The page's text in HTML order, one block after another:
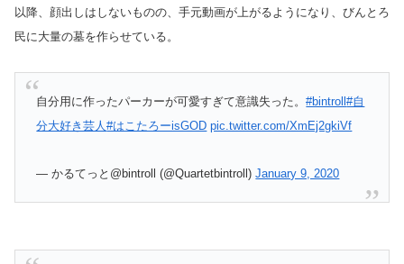
以降、顔出しはしないものの、手元動画が上がるようになり、びんとろ
民に大量の墓を作らせている。
自分用に作ったパーカーが可愛すぎて意識失った。#bintroll#自
分大好き芸人#はこたろーisGOD pic.twitter.com/XmEj2gkiVf
— かるてっと@bintroll (@Quartetbintroll)January 9, 2020